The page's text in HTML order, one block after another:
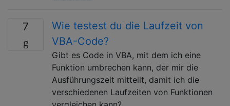
7
Wie testest du die Laufzeit von
VBA-Code?
Gibt es Code in VBA, mit dem ich eine
Funktion umbrechen kann, der mir die
Ausführungszeit mitteilt, damit ich die
verschiedenen Laufzeiten von Funktionen